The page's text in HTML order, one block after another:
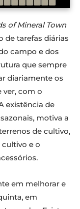
of Mineral Town
de tarefas diárias
campo e dos
que sempre
diariamente os
ver, com o
existência de
motiva a
de cultivo,
e o
em melhorar e
em